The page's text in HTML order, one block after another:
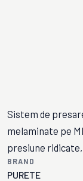
Sistem de
melaminate pe
presiune
BRAND
PURETE